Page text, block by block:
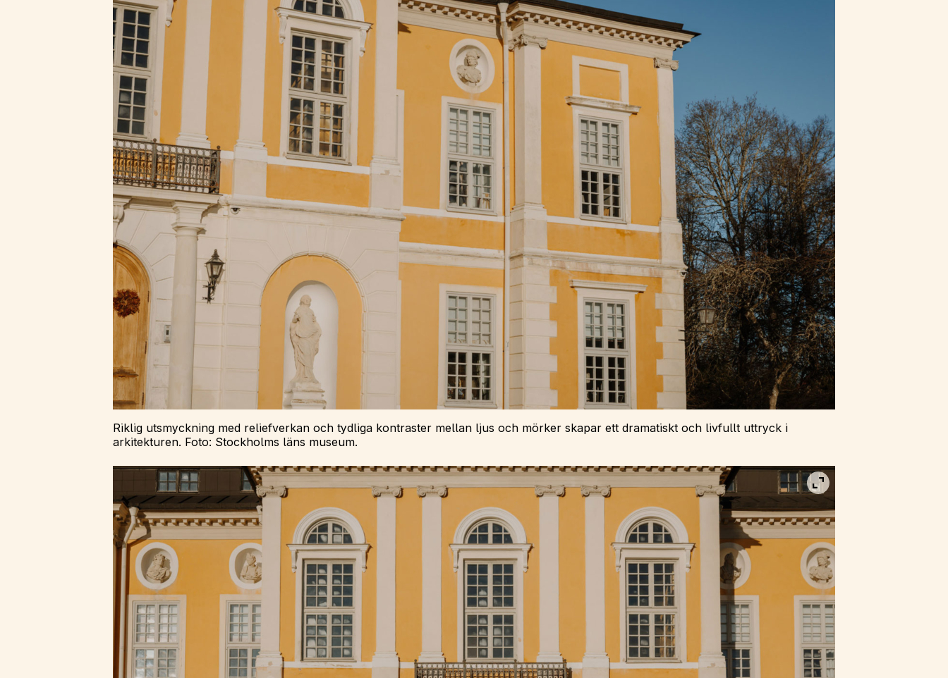
Riklig utsmyckning med reliefverkan och tydliga kontraster mellan ljus och mörker skapar ett dramatiskt och livfullt uttryck i
arkitekturen. Foto: Stockholms läns museum.
Visa bild i fullskärm